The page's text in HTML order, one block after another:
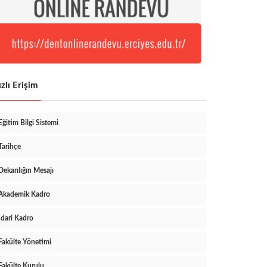
Erişim
Bilgi Sistemi
Mesajı
Kadro
Kadro
Yönetimi